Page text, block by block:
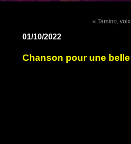
« Tamino,
01/10/2022
Chanson pour une